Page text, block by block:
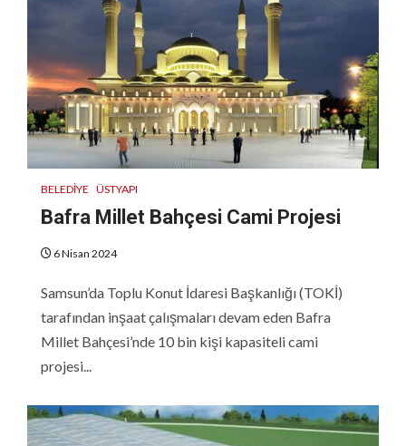
BELEDIYE ÜSTYAPI
Bafra Millet Bahçesi Cami Projesi
6 Nisan 2024
Samsun’da Toplu Konut İdaresi Başkanlığı (TOKİ)
tarafından inşaat çalışmaları devam eden Bafra
Millet Bahçesi’nde 10 bin kişi kapasiteli cami
projesi...